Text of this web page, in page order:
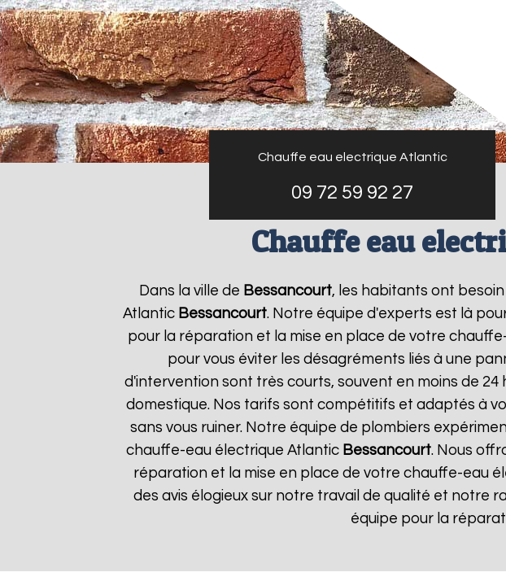
Chauffe eau electrique Atlantic
09 72 59 92 27
Chauffe eau
Dans la ville de Bessancourt, les habitants ont
Atlantic Bessancourt. Notre équipe d'experts est là
pour la réparation et la mise en place de votre
pour vous éviter les désagréments liés à une
d'intervention sont très courts, souvent en moins de
domestique. Nos tarifs sont compétitifs et adaptés à
sans vous ruiner. Notre équipe de plombiers
chauffe-eau électrique Atlantic Bessancourt. Nous
réparation et la mise en place de votre chauffe-eau
des avis élogieux sur notre travail de qualité et notre
équipe pour la